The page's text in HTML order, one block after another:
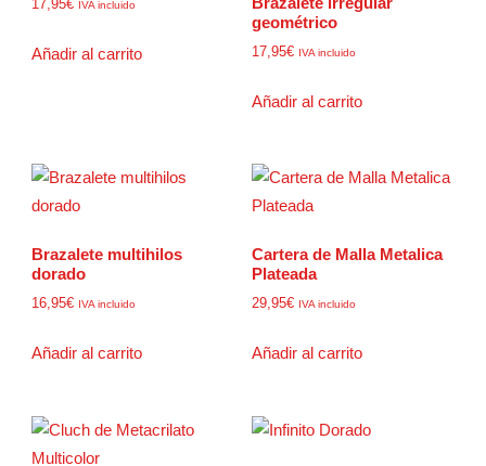
17,95€ IVA incluido
Añadir al carrito
geométrico
17,95€ IVA incluido
Añadir al carrito
Brazalete multihilos
dorado
16,95€ IVA incluido
Añadir al carrito
Cartera de Malla Metalica
Plateada
29,95€ IVA incluido
Añadir al carrito